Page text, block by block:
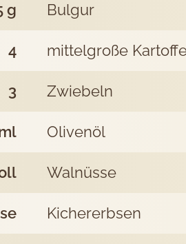
mit
g Bulgur
4 mittelgroße
3 Zwiebeln
Olivenöl
Walnüsse
Kichererbsen